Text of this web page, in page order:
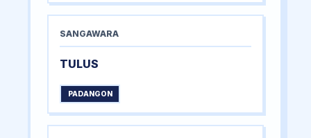
SANGAWARA
TULUS
PADANGON